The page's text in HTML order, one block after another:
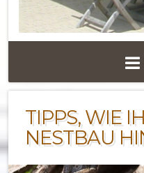
ZU
UND
TIPPS, WIE
NESTBAU